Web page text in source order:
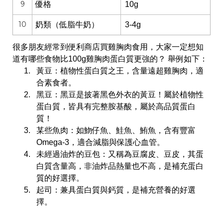
9 優格 10g
10 奶類（低脂牛奶） 3-4g
很多朋友經常到便利商店買雞胸肉食用，大家一定想知
道有哪些食物比100g雞胸肉蛋白質更強的？ 舉例如下：
黃豆：植物性蛋白質之王，含量遠超雞胸肉，適
合素食者。
黑豆： 黑豆是披著黑色外衣的黃豆！屬於植物性
蛋白質，皆具有完整胺基酸，屬於高品質蛋白
質！
某些魚肉：如魩仔魚、鮭魚、鮪魚，含有豐富
Omega-3，適合減脂與保護心血管。
未經過油炸的豆包： 又稱為豆腐皮、豆皮，其蛋
白質含量高，非油炸品熱量也不高，是補充蛋白
質的好選擇。
起司：兼具蛋白質與鈣質，是補充營養的好選
擇。